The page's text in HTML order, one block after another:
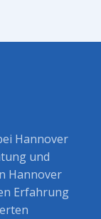
Hannover
und
Hannover
Erfahrung